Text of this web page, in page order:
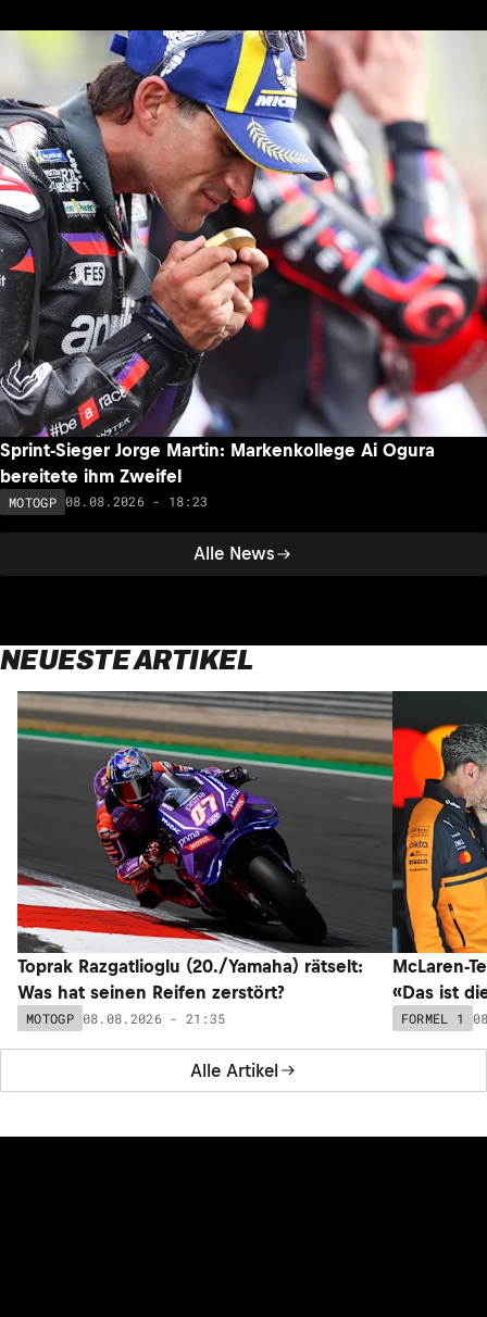
Alle News
Sprint-Sieger Jorge Martin: Markenkollege Ai Ogura
bereitete ihm Zweifel
MOTOGP 08.08.2026 - 18:23
NEUESTE ARTIKEL
Alle Artikel
Toprak Razgatlioglu (20./Yamaha) rätselt:
Was hat seinen Reifen zerstört?
MOTOGP 08.08.2026 - 21:35
McLaren-
«Das ist
FORMEL 1